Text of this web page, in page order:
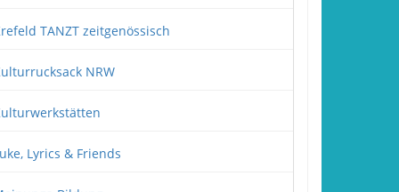
TANZT zeitgenössisch
NRW
Lyrics & Friends